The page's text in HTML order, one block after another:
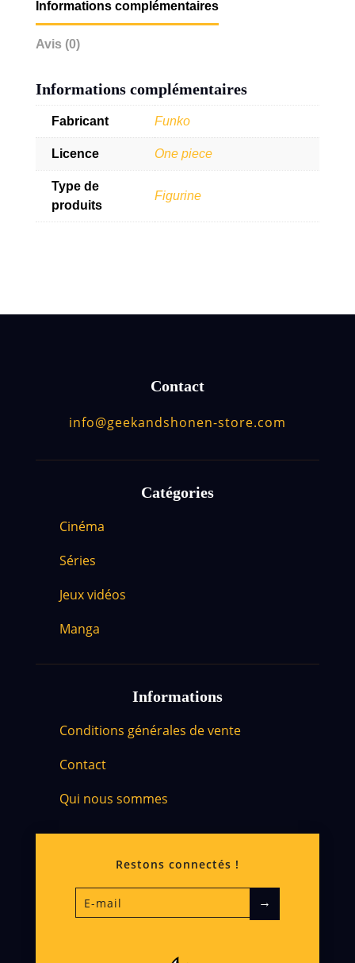
Informations complémentaires
Avis (0)
Informations complémentaires
Fabricant Funko
Licence One piece
Type de
produits
Figurine
Contact
info@geekandshonen-store.com
Catégories
Cinéma
Séries
Jeux vidéos
Manga
Informations
Conditions générales de vente
Contact
Qui nous sommes
Restons connectés !
→